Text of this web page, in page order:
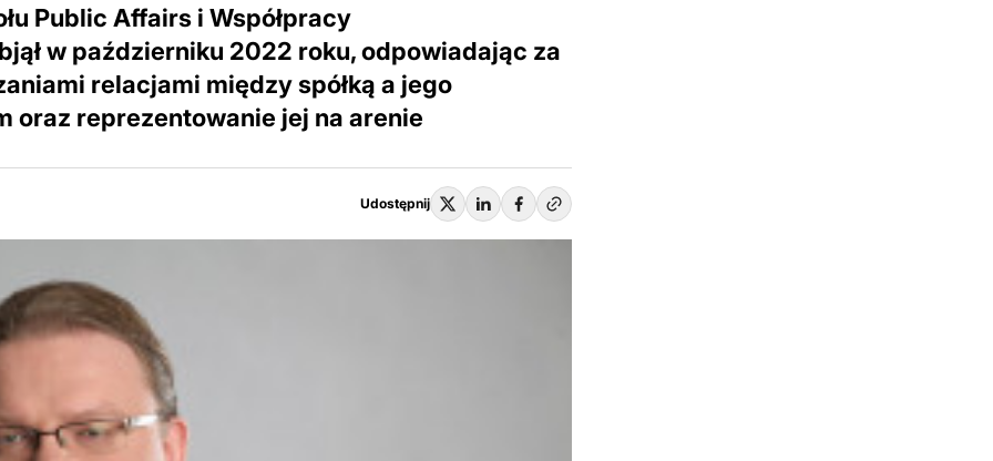
Public Affairs i Współpracy
w październiku 2022 roku, odpowiadając za
relacjami między spółką a jego
oraz reprezentowanie jej na arenie
Udostępnij